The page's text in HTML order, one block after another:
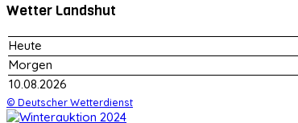
Wetter Landshut
Heute
Morgen
10.08.2026
© Deutscher Wetterdienst